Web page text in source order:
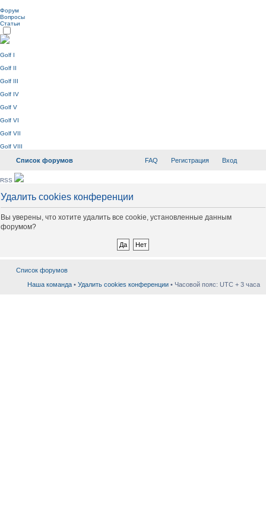
Форум
Вопросы
Статьи
Golf I
Golf II
Golf III
Golf IV
Golf V
Golf VI
Golf VII
Golf VIII
Список форумов FAQ Регистрация Вход
RSS
Удалить cookies конференции
Вы уверены, что хотите удалить все cookie, установленные данным
форумом?
Список форумов
Наша команда • Удалить cookies конференции • Часовой пояс: UTC + 3 часа